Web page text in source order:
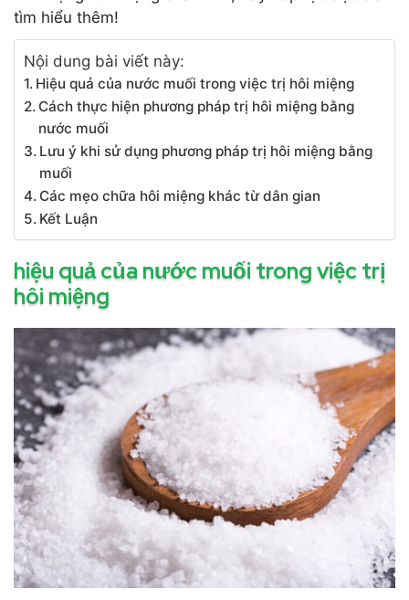
tìm hiểu thêm!
Nội dung bài viết này:
Hiệu quả của nước muối trong việc trị hôi miệng
Cách thực hiện phương pháp trị hôi miệng bằng
nước muối
Lưu ý khi sử dụng phương pháp trị hôi miệng bằng
muối
Các mẹo chữa hôi miệng khác từ dân gian
Kết Luận
hiệu quả của nước muối trong việc trị
hôi miệng